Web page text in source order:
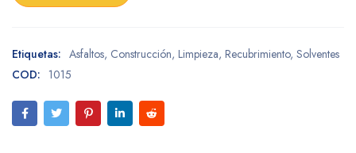
Etiquetas: Asfaltos, Construcción, Limpieza, Recubrimiento, Solventes
COD: 1015